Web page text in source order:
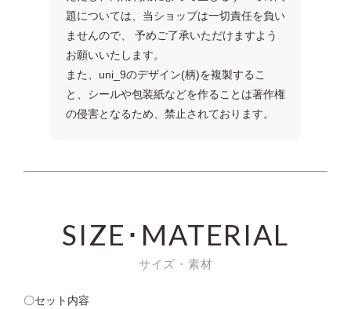
題については、当ショップは一切責任を負い
ませんので、 予めご了承いただけますよう
お願いいたします。
また、uni_9のデザイン(柄)を複製するこ
と、シールや包装紙などを作ることは著作権
の侵害となるため、禁止されております。
SIZE･MATERIAL
サイズ・素材
〇セット内容